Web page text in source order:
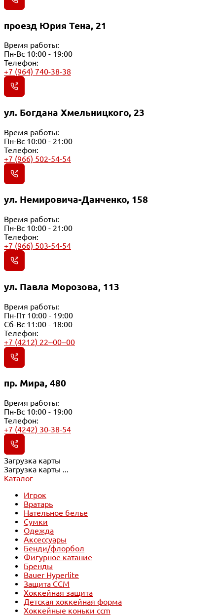
проезд Юрия Тена, 21
Время работы:
Пн-Вс 10:00 - 19:00
Телефон:
+7 (964) 740-38-38
ул. Богдана Хмельницкого, 23
Время работы:
Пн-Вс 10:00 - 21:00
Телефон:
+7 (966) 502-54-54
ул. Немировича-Данченко, 158
Время работы:
Пн-Вс 10:00 - 21:00
Телефон:
+7 (966) 503-54-54
ул. Павла Морозова, 113
Время работы:
Пн-Пт 10:00 - 19:00
Сб-Вс 11:00 - 18:00
Телефон:
+7 (4212) 22‒00‒00
пр. Мира, 480
Время работы:
Пн-Вс 10:00 - 19:00
Телефон:
+7 (4242) 30-38-54
Загрузка карты
Загрузка карты ...
Каталог
Игрок
Вратарь
Нательное белье
Сумки
Одежда
Аксессуары
Бенди/флорбол
Фигурное катание
Бренды
Bauer Hyperlite
Защита CCM
Хоккейная защита
Детская хоккейная форма
Хоккейные коньки ccm